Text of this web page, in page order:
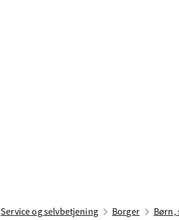
Service og selvbetjening Borger Børn,